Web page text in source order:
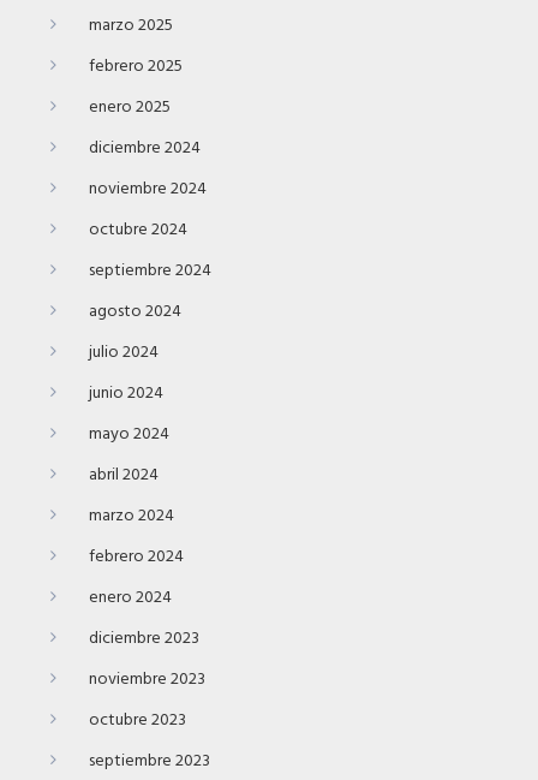
marzo 2025
febrero 2025
enero 2025
diciembre 2024
noviembre 2024
octubre 2024
septiembre 2024
agosto 2024
julio 2024
junio 2024
mayo 2024
abril 2024
marzo 2024
febrero 2024
enero 2024
diciembre 2023
noviembre 2023
octubre 2023
septiembre 2023